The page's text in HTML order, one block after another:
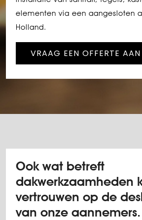
elementen via een aangesloten
Holland.
VRAAG EEN OFFERTE AAN
Ook wat betreft
dakwerkzaamheden
vertrouwen op de
van onze aannemers.